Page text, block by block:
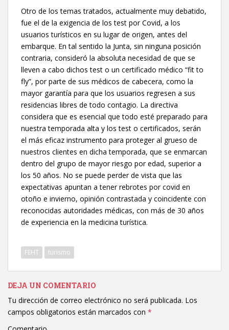
Otro de los temas tratados, actualmente muy debatido,
fue el de la exigencia de los test por Covid, a los
usuarios turísticos en su lugar de origen, antes del
embarque. En tal sentido la Junta, sin ninguna posición
contraria, consideró la absoluta necesidad de que se
lleven a cabo dichos test o un certificado médico “fit to
fly”, por parte de sus médicos de cabecera, como la
mayor garantía para que los usuarios regresen a sus
residencias libres de todo contagio. La directiva
considera que es esencial que todo esté preparado para
nuestra temporada alta y los test o certificados, serán
el más eficaz instrumento para proteger al grueso de
nuestros clientes en dicha temporada, que se enmarcan
dentro del grupo de mayor riesgo por edad, superior a
los 50 años. No se puede perder de vista que las
expectativas apuntan a tener rebrotes por covid en
otoño e invierno, opinión contrastada y coincidente con
reconocidas autoridades médicas, con más de 30 años
de experiencia en la medicina turística.
FEHT turismo
DEJA UN COMENTARIO
Tu dirección de correo electrónico no será publicada. Los
campos obligatorios están marcados con *